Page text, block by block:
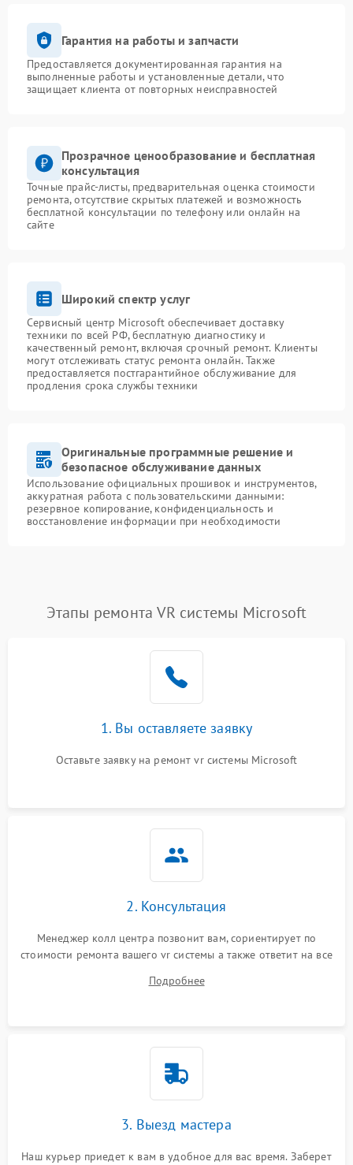
Гарантия на работы и запчасти
Предоставляется документированная гарантия на
выполненные работы и установленные детали, что
защищает клиента от повторных неисправностей
Прозрачное ценообразование и бесплатная
консультация
Точные прайс-листы, предварительная оценка стоимости
ремонта, отсутствие скрытых платежей и возможность
бесплатной консультации по телефону или онлайн на
сайте
Широкий спектр услуг
Сервисный центр Microsoft обеспечивает доставку
техники по всей РФ, бесплатную диагностику и
качественный ремонт, включая срочный ремонт. Клиенты
могут отслеживать статус ремонта онлайн. Также
предоставляется постгарантийное обслуживание для
продления срока службы техники
Оригинальные программные решение и
безопасное обслуживание данных
Использование официальных прошивок и инструментов,
аккуратная работа с пользовательскими данными:
резервное копирование, конфиденциальность и
восстановление информации при необходимости
Этапы ремонта VR системы Microsoft
1. Вы оставляете заявку
Оставьте заявку на ремонт vr системы Microsoft
2. Консультация
Менеджер колл центра позвонит вам, сориентирует по
стоимости ремонта вашего vr системы а также ответит на все
Подробнее
3. Выезд мастера
Наш курьер приедет к вам в удобное для вас время. Заберет